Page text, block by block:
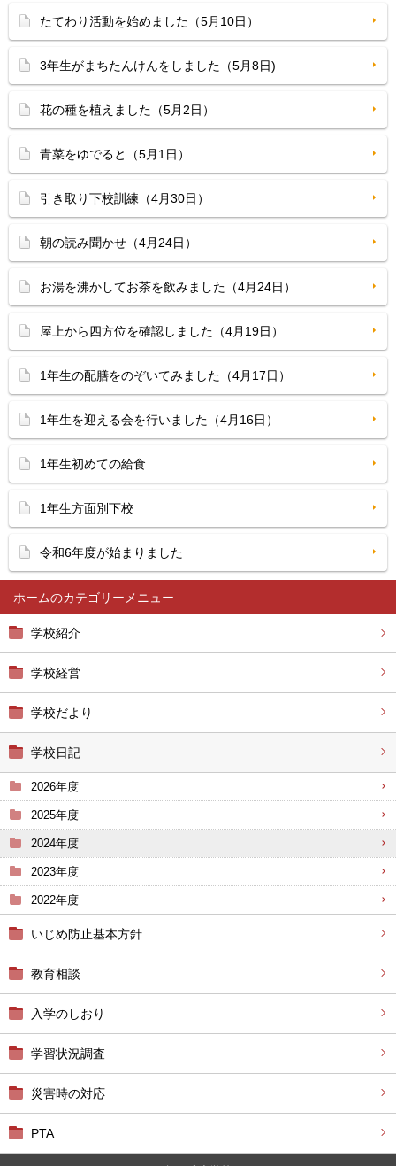
ホーム
学校紹介
学校経営
学校だより
学校日記
2026年度
2025年度
2024年度
2023年度
2022年度
いじめ防止基本方針
教育相談
入学のしおり
学習状況調査
災害時の対応
PTA
たてわり活動を始めました（5月10日）
3年生がまちたんけんをしました（5月8日)
花の種を植えました（5月2日）
青菜をゆでると（5月1日）
引き取り下校訓練（4月30日）
朝の読み聞かせ（4月24日）
お湯を沸かしてお茶を飲みました（4月24日）
屋上から四方位を確認しました（4月19日）
1年生の配膳をのぞいてみました（4月17日）
1年生を迎える会を行いました（4月16日）
1年生初めての給食
1年生方面別下校
令和6年度が始まりました